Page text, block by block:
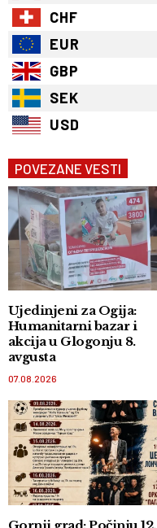
CHF
EUR
GBP
SEK
USD
POVEZANE VESTI
Ujedinjeni za Ogija:
Humanitarni bazar i
akcija u Glogonju 8.
avgusta
07.08.2026